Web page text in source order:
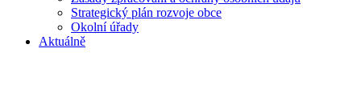
Strategický plán rozvoje obce
Okolní úřady
Aktuálně